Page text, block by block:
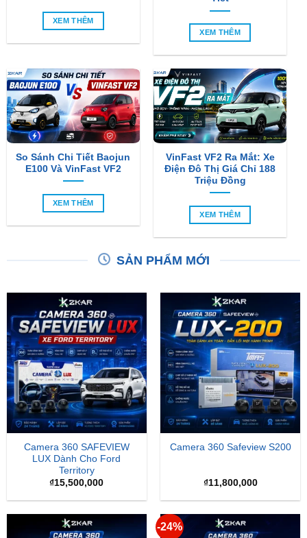
XEM THÊM
XEM THÊM
So Sánh Chi Tiết Baojun
E100 Và VinFast VF2
XEM THÊM
VinFast VF2 Ra Mắt: Xe
Điện Đô Thị Giá Chỉ 188
Triệu Đồng
XEM THÊM
SẢN PHẨM MỚI
Camera 360 SAFEVIEW
LUX Dành Cho Ford
Territory
₫15,500,000
Camera 360 Safeview S200
₫11,800,000
-24%